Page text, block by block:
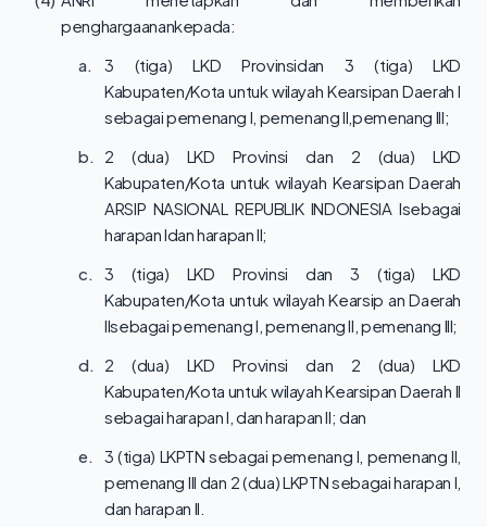
penghargaanankepada:
a.
3 (tiga) LKD Provinsidan 3 (tiga) LKD
Kabupaten/Kota untuk wilayah Kearsipan Daerah I
sebagai pemenang I, pemenang II,pemenang III;
b.
2 (dua) LKD Provinsi dan 2 (dua) LKD
Kabupaten/Kota untuk wilayah Kearsipan Daerah
ARSIP NASIONAL REPUBLIK INDONESIA Isebagai
harapan Idan harapan II;
c.
3 (tiga) LKD Provinsi dan 3 (tiga) LKD
Kabupaten/Kota untuk wilayah Kearsip an Daerah
Ilsebagai pemenang I, pemenang II, pemenang III;
d.
2 (dua) LKD Provinsi dan 2 (dua) LKD
Kabupaten/Kota untuk wilayah Kearsipan Daerah II
sebagai harapan I, dan harapan II; dan
e.
3 (tiga) LKPTN sebagai pemenang I, pemenang II,
pemenang III dan 2 (dua) LKPTN sebagai harapan I,
dan harapan II.